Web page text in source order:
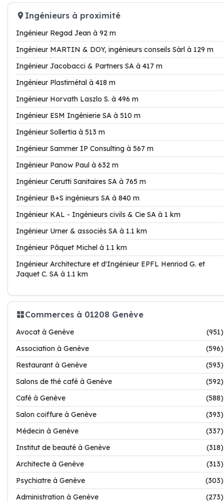
Ingénieurs à proximité
Ingénieur Regad Jean à 92 m
Ingénieur MARTIN & DOY, ingénieurs conseils Sàrl à 129 m
Ingénieur Jacobacci & Partners SA à 417 m
Ingénieur Plastimétal à 418 m
Ingénieur Horvath Laszlo S. à 496 m
Ingénieur ESM Ingénierie SA à 510 m
Ingénieur Sollertia à 513 m
Ingénieur Sammer IP Consulting à 567 m
Ingénieur Panow Paul à 632 m
Ingénieur Cerutti Sanitaires SA à 765 m
Ingénieur B+S ingénieurs SA à 840 m
Ingénieur KAL - Ingénieurs civils & Cie SA à 1 km
Ingénieur Urner & associés SA à 1.1 km
Ingénieur Pâquet Michel à 1.1 km
Ingénieur Architecture et d'Ingénieur EPFL Henriod G. et
Jaquet C. SA à 1.1 km
Commerces à 01208 Genève
Avocat à Genève
(951)
Association à Genève
(596)
Restaurant à Genève
(593)
Salons de thé café à Genève
(592)
Café à Genève
(588)
Salon coiffure à Genève
(393)
Médecin à Genève
(337)
Institut de beauté à Genève
(318)
Architecte à Genève
(313)
Psychiatre à Genève
(303)
Administration à Genève
(273)